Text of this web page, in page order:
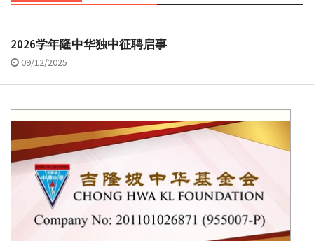
2026学年隆中华独中征聘启事
09/12/2025